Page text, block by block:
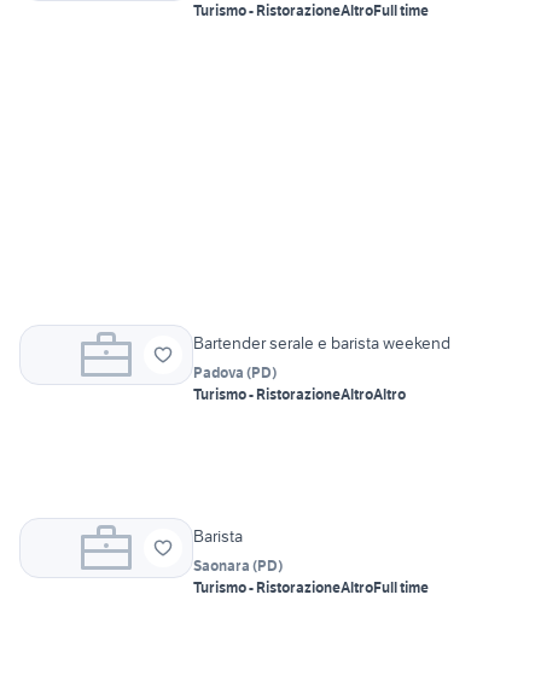
Turismo - RistorazioneAltroFull time
Bartender serale e barista weekend
Padova (PD)
Turismo - RistorazioneAltroAltro
Barista
Saonara (PD)
Turismo - RistorazioneAltroFull time